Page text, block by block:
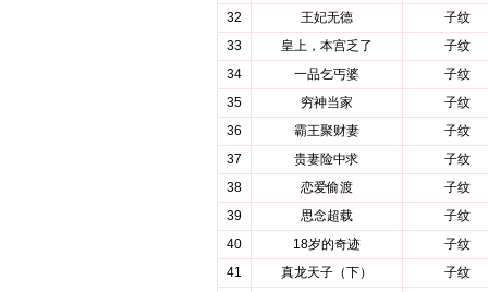
32 王妃无德
子纹
33
皇上，本宫乏了
子纹
34
一品乞丐婆
子纹
35
穷神当家
子纹
36
霸王聚财妻
子纹
37
贵妻险中求
子纹
38
恋爱偷渡
子纹
39
思念超载
子纹
40
18岁的奇迹
子纹
41
真龙天子（下）
子纹